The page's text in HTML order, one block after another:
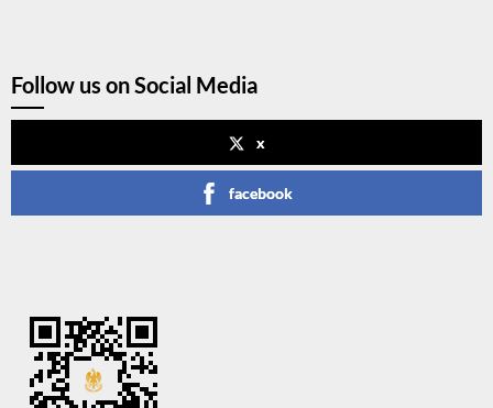
Follow us on Social Media
x
facebook